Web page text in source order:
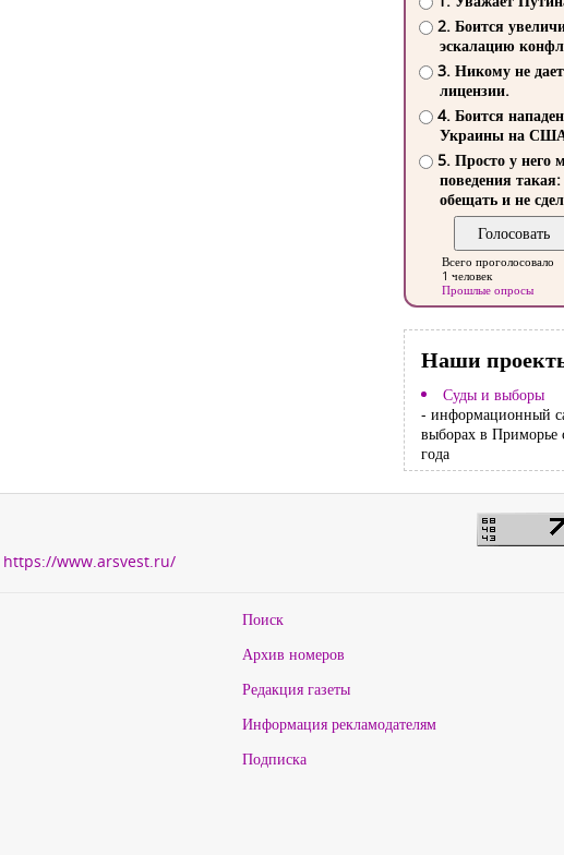
2. Боится
эскалацию
3. Никому не
лицензии.
4. Боится
Украины на
5. Просто у него
поведения такая:
обещать и не
Всего проголосовало
1 человек
Прошлые опросы
Наши
Суды и выборы
- информационный
выборах в Приморье
года
https://www.arsvest.ru/
Поиск
Архив номеров
Редакция газеты
Информация рекламодателям
Подписка